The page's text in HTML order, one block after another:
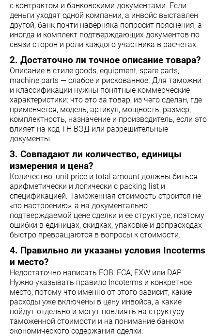
с контрактом и банковскими документами. Если
деньги уходят одной компании, а инвойс выставлен
другой, банк почти наверняка попросит пояснения, а
иногда и комплект подтверждающих документов по
связи сторон и роли каждого участника в расчетах.
2. Достаточно ли точное описание товара?
Описание в стиле goods, equipment, spare parts,
machine parts — слабое и рискованное. Для таможни
и классификации нужны понятные коммерческие
характеристики: что это за товар, из чего сделан, где
применяется, модель, артикул, мощность, размер,
комплектность, назначение и производитель, если это
влияет на код ТН ВЭД или разрешительные
документы.
3. Совпадают ли количество, единицы
измерения и цена?
Количество, unit price и total amount должны биться
арифметически и логически с packing list и
спецификацией. Таможенная стоимость строится не
«по настроению», а на документально
подтверждаемой цене сделки и ее структуре, поэтому
ошибки в единицах, скидках, упаковке и допрасходах
быстро превращаются в вопросы к стоимости.
4. Правильно ли указаны условия Incoterms
и место?
Недостаточно написать FOB, FCA, EXW или DAP.
Нужно указывать правило Incoterms и конкретное
место, потому что именно от этого зависит, какие
расходы уже включены в цену инвойса, а какие
пойдут отдельно и могут повлиять на структуру
таможенной стоимости и на понимание банком
экономического содержания сделки.